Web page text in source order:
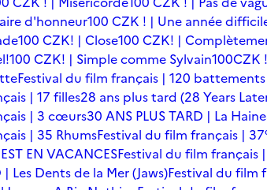
d'honneur100 CZK ! | Une année
100 CZK! | Close100 CZK! |
100 CZK! | Simple comme Sylvain100CZK
Festival du film français | 120
| 17 filles28 ans plus tard (28 Years
| 3 cœurs30 ANS PLUS TARD | La Haine
| 35 RhumsFestival du film français |
EN VACANCESFestival du film français
| Les Dents de la Mer (Jaws)Festival du film